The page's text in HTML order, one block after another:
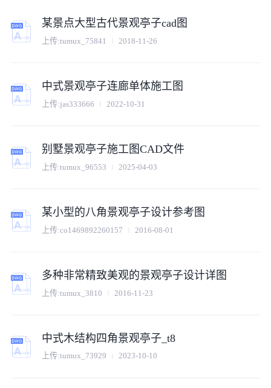
某景点大型古代景观亭子cad图
上传:tumux_75841 2018-11-26
中式景观亭子连廊单体施工图
上传:jas333666 2022-10-31
别墅景观亭子施工图CAD文件
上传:tumux_96553 2025-04-03
某小型的八角景观亭子设计参考图
上传:co1469892260157 2016-08-01
多种非常精致美观的景观亭子设计详图
上传:tumux_3810 2016-11-23
中式木结构四角景观亭子_t8
上传:tumux_73929 2023-10-10